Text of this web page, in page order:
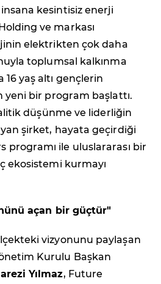
kesintisiz enerji
ve markası
elektrikten çok daha
toplumsal kalkınma
yaş altı gençlerin
yeni bir program başlattı.
düşünme ve liderliğin
şirket, hayata geçirdiği
programı ile uluslararası bir
ekosistemi kurmayı
açan bir güçtür"
vizyonunu paylaşan
Kurulu Başkan
Yılmaz, Future